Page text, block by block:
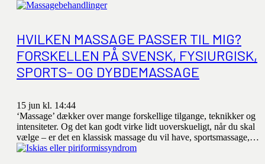
HVILKEN MASSAGE PASSER TIL MIG?
FORSKELLEN PÅ SVENSK, FYSIURGISK,
SPORTS- OG DYBDEMASSAGE
15 jun kl. 14:44
‘Massage’ dækker over mange forskellige tilgange, teknikker og
intensiteter. Og det kan godt virke lidt uoverskueligt, når du skal
vælge – er det en klassisk massage du vil have, sportsmassage,…